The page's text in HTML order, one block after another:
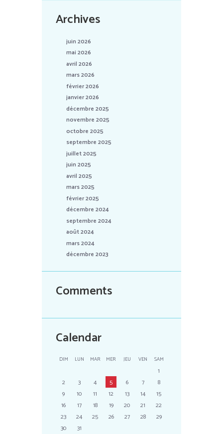
Archives
juin 2026
mai 2026
avril 2026
mars 2026
février 2026
janvier 2026
décembre 2025
novembre 2025
octobre 2025
septembre 2025
juillet 2025
juin 2025
avril 2025
mars 2025
février 2025
décembre 2024
septembre 2024
août 2024
mars 2024
décembre 2023
Comments
Calendar
DIM LUN MAR MER JEU VEN SAM
1
2
3 4 5 6 7
8
9
10 11 12 13 14
15
16
17 18 19 20 21
22
23
24 25 26 27 28
29
30
31